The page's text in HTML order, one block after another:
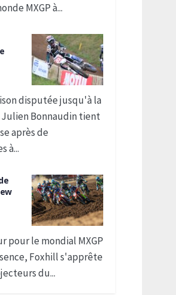
MXGP à...
disputée jusqu'à la
Bonnaudin tient
après de
à...
pour le mondial MXGP
Foxhill s'apprête
du...